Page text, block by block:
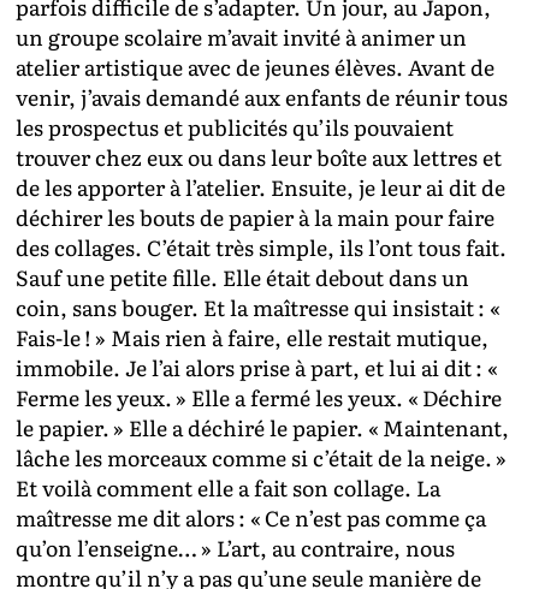
un groupe scolaire m’avait invité à animer un
atelier artistique avec de jeunes élèves. Avant de
venir, j’avais demandé aux enfants de réunir tous
les prospectus et publicités qu’ils pouvaient
trouver chez eux ou dans leur boîte aux lettres et
de les apporter à l’atelier. Ensuite, je leur ai dit de
déchirer les bouts de papier à la main pour faire
des collages. C’était très simple, ils l’ont tous fait.
Sauf une petite fille. Elle était debout dans un
coin, sans bouger. Et la maîtresse qui insistait : «
Fais-le ! » Mais rien à faire, elle restait mutique,
immobile. Je l’ai alors prise à part, et lui ai dit : «
Ferme les yeux. » Elle a fermé les yeux. « Déchire
le papier. » Elle a déchiré le papier. « Maintenant,
lâche les morceaux comme si c’était de la neige. »
Et voilà comment elle a fait son collage. La
maîtresse me dit alors : « Ce n’est pas comme ça
qu’on l’enseigne… » L’art, au contraire, nous
montre qu’il n’y a pas qu’une seule manière de